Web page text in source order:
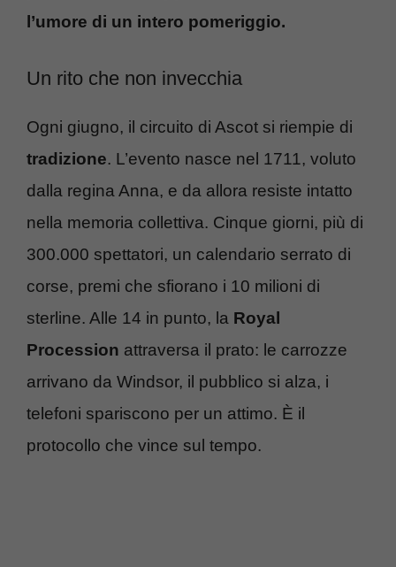
l’umore di un intero pomeriggio.
Un rito che non invecchia
Ogni giugno, il circuito di Ascot si riempie di
tradizione. L’evento nasce nel 1711, voluto
dalla regina Anna, e da allora resiste intatto
nella memoria collettiva. Cinque giorni, più di
300.000 spettatori, un calendario serrato di
corse, premi che sfiorano i 10 milioni di
sterline. Alle 14 in punto, la Royal
Procession attraversa il prato: le carrozze
arrivano da Windsor, il pubblico si alza, i
telefoni spariscono per un attimo. È il
protocollo che vince sul tempo.